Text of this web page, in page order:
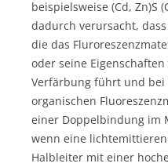
beispielsweise (Cd, Zn)S
dadurch verursacht,
die das
oder seine
Verfärbung führt und bei
organischen
einer Doppelbindung im
wenn eine
Halbleiter mit einer